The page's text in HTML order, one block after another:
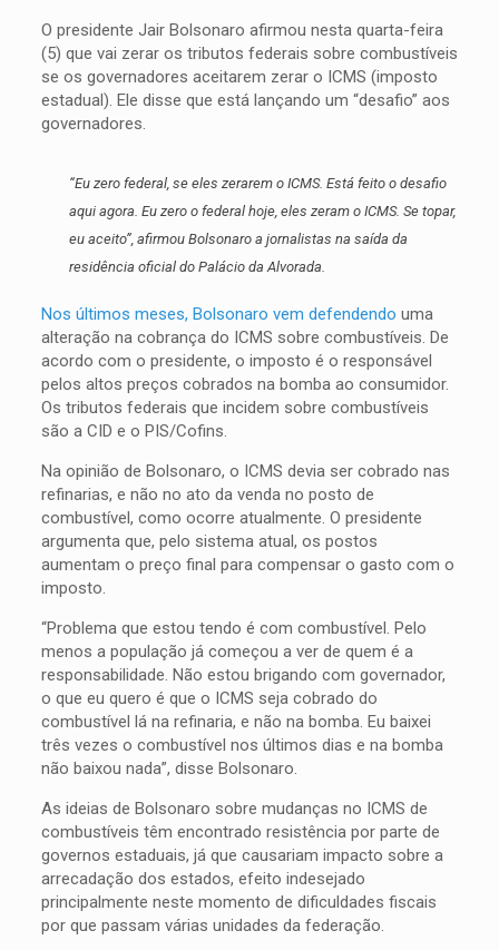
O presidente Jair Bolsonaro afirmou nesta quarta-feira
(5) que vai zerar os tributos federais sobre combustíveis
se os governadores aceitarem zerar o ICMS (imposto
estadual). Ele disse que está lançando um “desafio” aos
governadores.
“Eu zero federal, se eles zerarem o ICMS. Está feito o desafio
aqui agora. Eu zero o federal hoje, eles zeram o ICMS. Se topar,
eu aceito”, afirmou Bolsonaro a jornalistas na saída da
residência oficial do Palácio da Alvorada.
Nos últimos meses, Bolsonaro vem defendendo uma
alteração na cobrança do ICMS sobre combustíveis. De
acordo com o presidente, o imposto é o responsável
pelos altos preços cobrados na bomba ao consumidor.
Os tributos federais que incidem sobre combustíveis
são a CID e o PIS/Cofins.
Na opinião de Bolsonaro, o ICMS devia ser cobrado nas
refinarias, e não no ato da venda no posto de
combustível, como ocorre atualmente. O presidente
argumenta que, pelo sistema atual, os postos
aumentam o preço final para compensar o gasto com o
imposto.
“Problema que estou tendo é com combustível. Pelo
menos a população já começou a ver de quem é a
responsabilidade. Não estou brigando com governador,
o que eu quero é que o ICMS seja cobrado do
combustível lá na refinaria, e não na bomba. Eu baixei
três vezes o combustível nos últimos dias e na bomba
não baixou nada”, disse Bolsonaro.
As ideias de Bolsonaro sobre mudanças no ICMS de
combustíveis têm encontrado resistência por parte de
governos estaduais, já que causariam impacto sobre a
arrecadação dos estados, efeito indesejado
principalmente neste momento de dificuldades fiscais
por que passam várias unidades da federação.